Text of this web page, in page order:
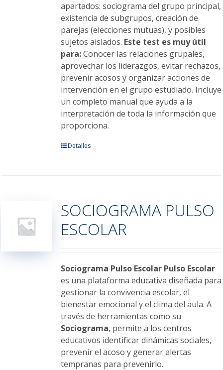
apartados: sociograma del grupo principal,
existencia de subgrupos, creación de
parejas (elecciones mutuas), y posibles
sujetos aislados. Este test es muy útil
para:Conocer las relaciones grupales,
aprovechar los liderazgos, evitar rechazos,
prevenir acosos y organizar acciones de
intervención en el grupo estudiado. Incluye
un completo manual que ayuda a la
interpretación de toda la información que
proporciona.
Este
Las
opciones
se
en
la
página
de
producto
Detalles
SOCIOGRAMA PULSO
ESCOLAR
Sociograma Pulso Escolar Pulso Escolar
es una plataforma educativa diseñada para
gestionar la convivencia escolar, el
bienestar emocional y el clima del aula. A
través de herramientas como su
Sociograma, permite a los centros
educativos identificar dinámicas sociales,
prevenir el acoso y generar alertas
tempranas para prevenirlo.